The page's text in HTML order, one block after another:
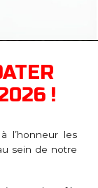
!
l’honneur les
sein de notre